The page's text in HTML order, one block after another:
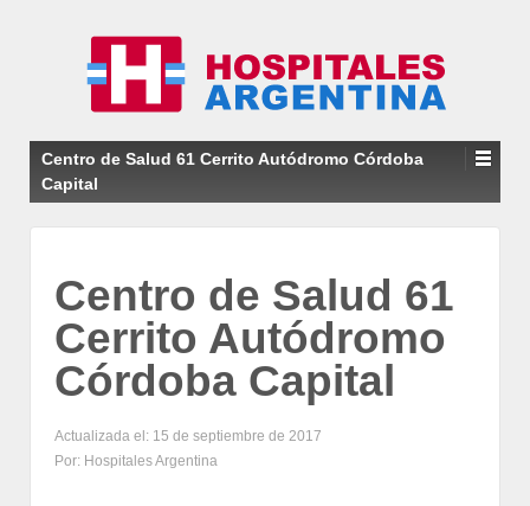
Centro de Salud 61 Cerrito Autódromo Córdoba
Capital
Centro de Salud 61
Cerrito Autódromo
Córdoba Capital
Actualizada el: 15 de septiembre de 2017
Por: Hospitales Argentina